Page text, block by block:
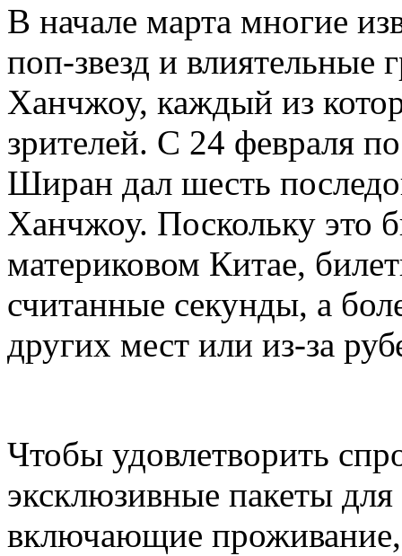
В начале марта многие
поп-звезд и влиятельные
Ханчжоу, каждый из
зрителей. С 24 февраля
Ширан дал шесть
Ханчжоу. Поскольку это
материковом Китае,
считанные секунды, а
других мест или из-за
Чтобы удовлетворить
эксклюзивные пакеты
включающие